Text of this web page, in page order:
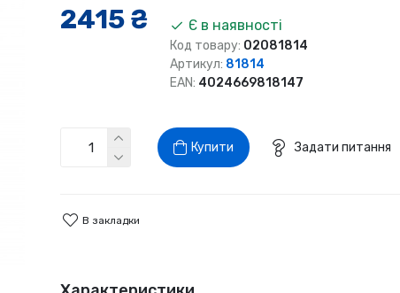
2415 ₴ Є в наявності
Код товару: 02081814
Артикул: 81814
EAN: 4024669818147
Купити Задати питання
В закладки